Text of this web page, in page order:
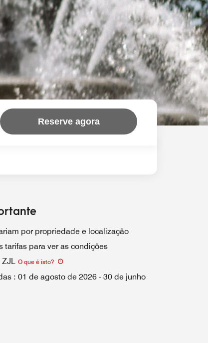
Reserve agora
por propriedade e localização
tarifas para ver as condições
ZJL O que é isto?
: 01 de agosto de 2026 - 30 de junho